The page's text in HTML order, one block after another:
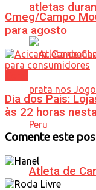
atletas
Atleta de
Cmeg/Campo
para agosto
Dia dos Pais:
às 22 horas
Comente este